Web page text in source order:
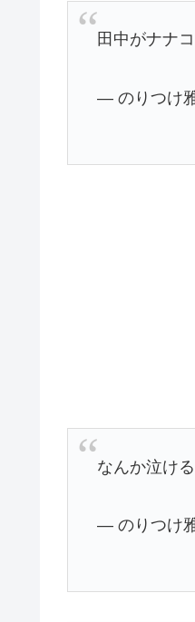
田中がナ
— のりつけ
なんか泣け
— のりつけ